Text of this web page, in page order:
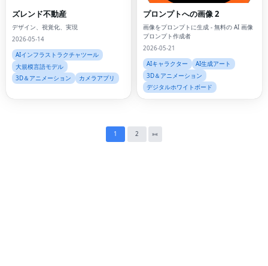
ズレンド不動産
デザイン、視覚化、実現
2026-05-14
AIインフラストラクチャツール
大規模言語モデル
3D＆アニメーション
カメラアプリ
プロンプトへの画像 2
画像をプロンプトに生成 - 無料の AI 画像
プロンプト作成者
2026-05-21
AIキャラクター
AI生成アート
3D＆アニメーション
デジタルホワイトボード
1 2 »«